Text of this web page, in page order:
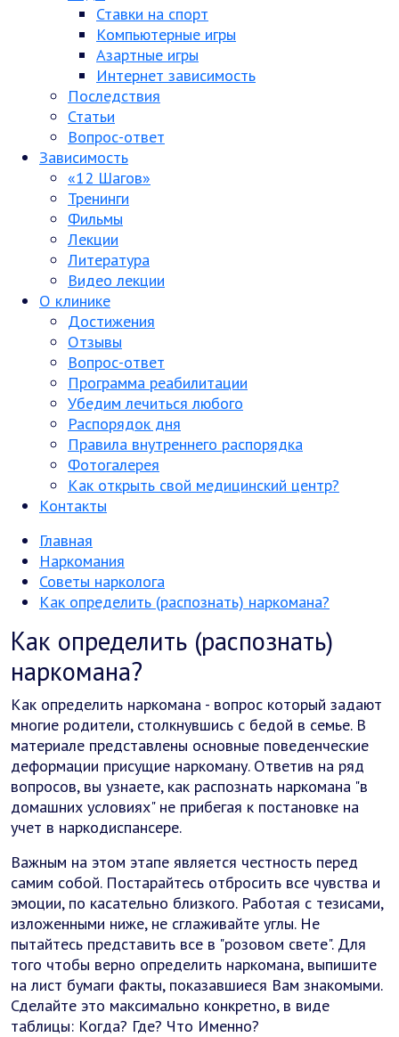
Ставки на спорт
Компьютерные игры
Азартные игры
Интернет зависимость
Последствия
Статьи
Вопрос-ответ
Зависимость
«12 Шагов»
Тренинги
Фильмы
Лекции
Литература
Видео лекции
О клинике
Достижения
Отзывы
Вопрос-ответ
Программа реабилитации
Убедим лечиться любого
Распорядок дня
Правила внутреннего распорядка
Фотогалерея
Как открыть свой медицинский центр?
Контакты
Главная
Наркомания
Советы нарколога
Как определить (распознать) наркомана?
Как определить (распознать)
наркомана?
Как определить наркомана - вопрос который задают
многие родители, столкнувшись с бедой в семье. В
материале представлены основные поведенческие
деформации присущие наркоману. Ответив на ряд
вопросов, вы узнаете, как распознать наркомана "в
домашних условиях" не прибегая к постановке на
учет в наркодиспансере.
Важным на этом этапе является честность перед
самим собой. Постарайтесь отбросить все чувства и
эмоции, по касательно близкого. Работая с тезисами,
изложенными ниже, не сглаживайте углы. Не
пытайтесь представить все в "розовом свете". Для
того чтобы верно определить наркомана, выпишите
на лист бумаги факты, показавшиеся Вам знакомыми.
Сделайте это максимально конкретно, в виде
таблицы: Когда? Где? Что Именно?